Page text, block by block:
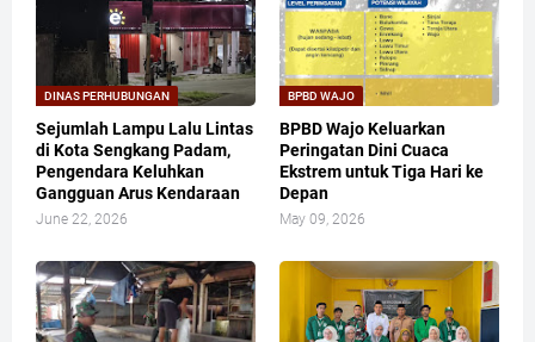
DINAS PERHUBUNGAN
Sejumlah Lampu Lalu Lintas
di Kota Sengkang Padam,
Pengendara Keluhkan
Gangguan Arus Kendaraan
June 22, 2026
BPBD WAJO
BPBD Wajo Keluarkan
Peringatan Dini Cuaca
Ekstrem untuk Tiga Hari ke
Depan
May 09, 2026